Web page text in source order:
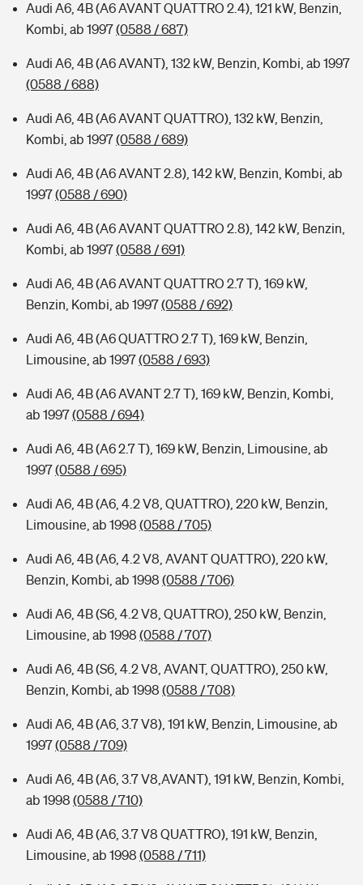
Audi A6, 4B (A6 AVANT QUATTRO 2.4), 121 kW, Benzin,
Kombi, ab 1997(0588 / 687)
Audi A6, 4B (A6 AVANT), 132 kW, Benzin, Kombi, ab 1997
(0588 / 688)
Audi A6, 4B (A6 AVANT QUATTRO), 132 kW, Benzin,
Kombi, ab 1997(0588 / 689)
Audi A6, 4B (A6 AVANT 2.8), 142 kW, Benzin, Kombi, ab
1997(0588 / 690)
Audi A6, 4B (A6 AVANT QUATTRO 2.8), 142 kW, Benzin,
Kombi, ab 1997(0588 / 691)
Audi A6, 4B (A6 AVANT QUATTRO 2.7 T), 169 kW,
Benzin, Kombi, ab 1997(0588 / 692)
Audi A6, 4B (A6 QUATTRO 2.7 T), 169 kW, Benzin,
Limousine, ab 1997(0588 / 693)
Audi A6, 4B (A6 AVANT 2.7 T), 169 kW, Benzin, Kombi,
ab 1997(0588 / 694)
Audi A6, 4B (A6 2.7 T), 169 kW, Benzin, Limousine, ab
1997(0588 / 695)
Audi A6, 4B (A6, 4.2 V8, QUATTRO), 220 kW, Benzin,
Limousine, ab 1998 (0588 / 705)
Audi A6, 4B (A6, 4.2 V8, AVANT QUATTRO), 220 kW,
Benzin, Kombi, ab 1998 (0588 / 706)
Audi A6, 4B (S6, 4.2 V8, QUATTRO), 250 kW, Benzin,
Limousine, ab 1998 (0588 / 707)
Audi A6, 4B (S6, 4.2 V8, AVANT, QUATTRO), 250 kW,
Benzin, Kombi, ab 1998 (0588 / 708)
Audi A6, 4B (A6, 3.7 V8), 191 kW, Benzin, Limousine, ab
1997(0588 / 709)
Audi A6, 4B (A6, 3.7 V8,AVANT), 191 kW, Benzin, Kombi,
ab 1998 (0588 / 710)
Audi A6, 4B (A6, 3.7 V8 QUATTRO), 191 kW, Benzin,
Limousine, ab 1998 (0588 / 711)